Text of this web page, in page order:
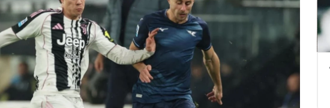
Feci Çarpışma! 4
Yaralı Var
Buldan Karayolunda Korkutan Kaza!
Yağış Yolu Kayganlaştırdı